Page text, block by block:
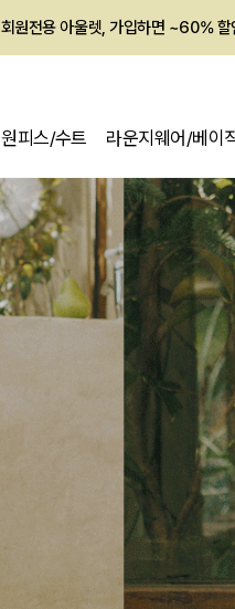
회원전용 아울렛, 가입하면 ~60% 할
원피스/수트 라운지웨어/베이